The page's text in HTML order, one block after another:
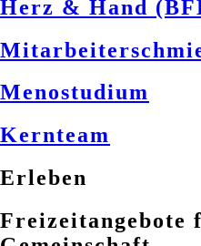
Herz & Hand
Menostudium
Kernteam
Erleben